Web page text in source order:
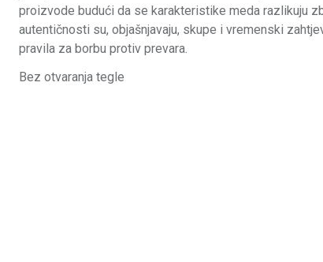
proizvode budući da se karakteristike meda razlikuju
autentičnosti su, objašnjavaju, skupe i vremenski
pravila za borbu protiv prevara.
Bez otvaranja tegle